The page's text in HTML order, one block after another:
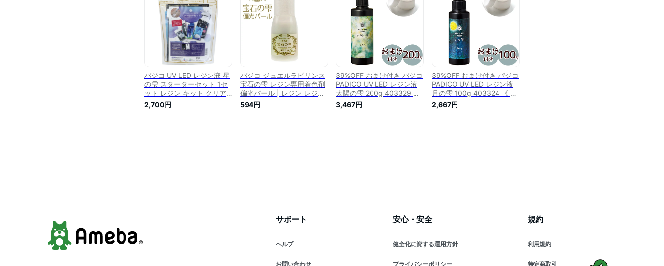
補強 シャイニーベール myr
■
rur1 ■
パジコ UV LED レジン液 星
の雫 スターターセット 1セ
ット レジン キット クリア
透明 UVレジン液 劣化 しに
くい モールド 太陽光 コー
2,700円
パジコ ジュエルラビリンス
宝石の雫 レジン専用着色剤
偏光パール | レジン レジン
液 UVレジン液 カラーレジ
ン レジン着色剤 紫外線硬化
594円
39%OFF おまけ付き パジコ
PADICO UV LED レジン液
太陽の雫 200g 403329 《
UVレジン レジン 高速硬化
ジュエルラビリンス 透明 作
3,467円
39%OFF おまけ付き パジコ
PADICO UV LED レジン液
月の雫 100g 403324 《 UV
レジン レジン 高速硬化 ジ
ュエルラビリンス 透明 作家
2,667円
サポート
ヘルプ
お問い合わせ
安心・安全
健全化に資する運用方針
プライバシーポリシー
規約
利用規約
特定商取引